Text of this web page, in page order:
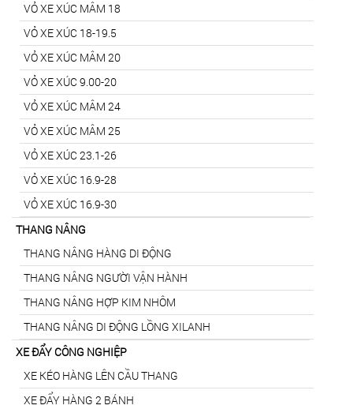
VỎ XE XÚC MÂM 18
VỎ XE XÚC 18-19.5
VỎ XE XÚC MÂM 20
VỎ XE XÚC 9.00-20
VỎ XE XÚC MÂM 24
VỎ XE XÚC MÂM 25
VỎ XE XÚC 23.1-26
VỎ XE XÚC 16.9-28
VỎ XE XÚC 16.9-30
THANG NÂNG
THANG NÂNG HÀNG DI ĐỘNG
THANG NÂNG NGƯỜI VẬN HÀNH
THANG NÂNG HỢP KIM NHÔM
THANG NÂNG DI ĐỘNG LỒNG XILANH
XE ĐẨY CÔNG NGHIỆP
XE KÉO HÀNG LÊN CẦU THANG
XE ĐẨY HÀNG 2 BÁNH